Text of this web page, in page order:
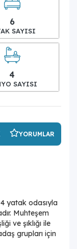
6
SAYISI
4
SAYISI
YORUMLAR
yatak odasıyla
Muhteşem
ve şıklığı ile
grupları için